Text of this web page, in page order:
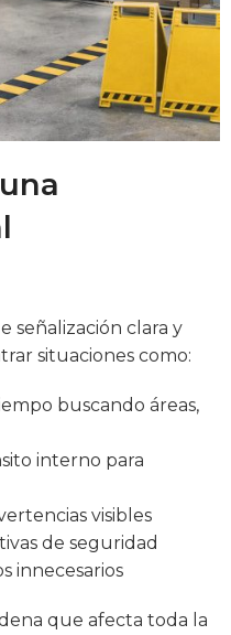
señalización clara y
situaciones como:
buscando áreas,
interno para
visibles
de seguridad
innecesarios
que afecta toda la